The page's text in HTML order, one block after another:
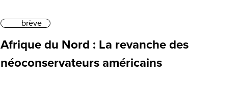
brève
Afrique du Nord : La revanche des
néoconservateurs américains